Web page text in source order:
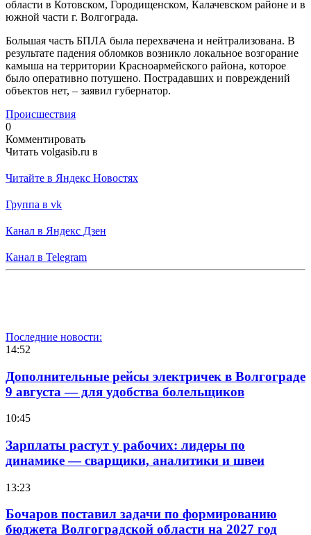
области в Котовском, Городищенском, Калачевском районе и в
южной части г. Волгограда.
Большая часть БПЛА была перехвачена и нейтрализована. В
результате падения обломков возникло локальное возгорание
камыша на территории Красноармейского района, которое
было оперативно потушено. Пострадавших и повреждений
объектов нет, – заявил губернатор.
Происшествия
0
Комментировать
Читать volgasib.ru в
Читайте в Яндекс Новостях
Группа в vk
Канал в Яндекс Дзен
Канал в Telegram
Последние новости:
14:52
Дополнительные рейсы электричек в Волгограде
9 августа — для удобства болельщиков
10:45
Зарплаты растут у рабочих: лидеры по
динамике — сварщики, аналитики и швеи
13:23
Бочаров поставил задачи по формированию
бюджета Волгоградской области на 2027 год